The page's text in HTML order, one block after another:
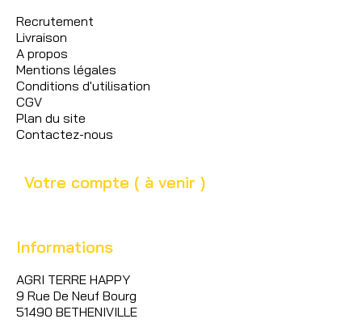
Recrutement
Livraison
A propos
Mentions légales
Conditions d'utilisation
CGV
Plan du site
Contactez-nous
Votre compte ( à venir )
Informations
AGRI TERRE HAPPY
9 Rue De Neuf Bourg
51490 BETHENIVILLE